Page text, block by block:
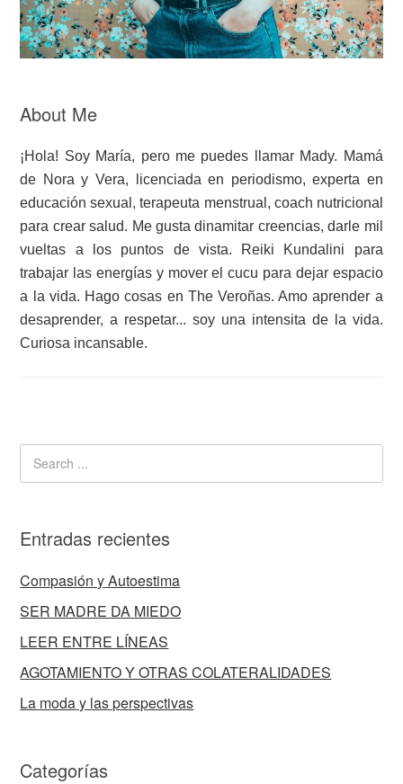
About Me
¡Hola! Soy María, pero me puedes llamar Mady. Mamá
de Nora y Vera, licenciada en periodismo, experta en
educación sexual, terapeuta menstrual, coach nutricional
para crear salud. Me gusta dinamitar creencias, darle mil
vueltas a los puntos de vista. Reiki Kundalini para
trabajar las energías y mover el cucu para dejar espacio
a la vida. Hago cosas en The Veroñas. Amo aprender a
desaprender, a respetar... soy una intensita de la vida.
Curiosa incansable.
Entradas recientes
Compasión y Autoestima
SER MADRE DA MIEDO
LEER ENTRE LÍNEAS
AGOTAMIENTO Y OTRAS COLATERALIDADES
La moda y las perspectivas
Categorías